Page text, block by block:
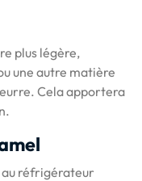
plus légère,
une autre matière
Cela apportera
réfrigérateur